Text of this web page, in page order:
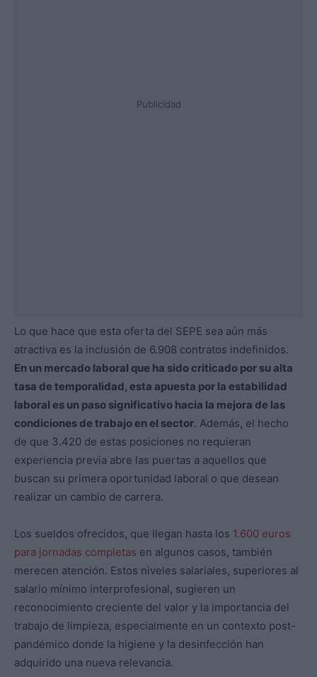
Publicidad
Lo que hace que esta oferta del SEPE sea aún más
atractiva es la inclusión de 6.908 contratos indefinidos.
En un mercado laboral que ha sido criticado por su alta
tasa de temporalidad, esta apuesta por la estabilidad
laboral es un paso significativo hacia la mejora de las
condiciones de trabajo en el sector. Además, el hecho
de que 3.420 de estas posiciones no requieran
experiencia previa abre las puertas a aquellos que
buscan su primera oportunidad laboral o que desean
realizar un cambio de carrera.
Los sueldos ofrecidos, que llegan hasta los 1.600 euros
para jornadas completas en algunos casos, también
merecen atención. Estos niveles salariales, superiores al
salario mínimo interprofesional, sugieren un
reconocimiento creciente del valor y la importancia del
trabajo de limpieza, especialmente en un contexto post-
pandémico donde la higiene y la desinfección han
adquirido una nueva relevancia.